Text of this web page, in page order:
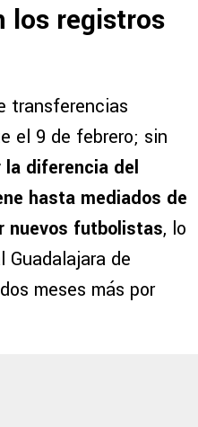
los registros
transferencias
el 9 de febrero; sin
la diferencia del
hasta mediados de
nuevos futbolistas, lo
Guadalajara de
meses más por